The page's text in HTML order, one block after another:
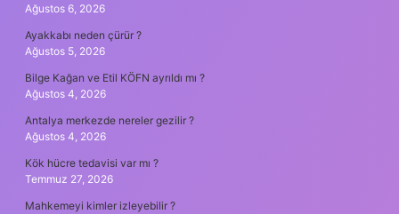
Ağustos 6, 2026
Ayakkabı neden çürür ?
Ağustos 5, 2026
Bilge Kağan ve Etil KÖFN ayrıldı mı ?
Ağustos 4, 2026
Antalya merkezde nereler gezilir ?
Ağustos 4, 2026
Kök hücre tedavisi var mı ?
Temmuz 27, 2026
Mahkemeyi kimler izleyebilir ?